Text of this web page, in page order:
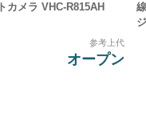
トカメラ VHC-R815AH
参考上代
オープン